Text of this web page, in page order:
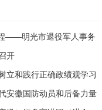
——明光市退役军人事务
伍活动
开
立和践行正确政绩观学习
安徽国防动员和后备力量